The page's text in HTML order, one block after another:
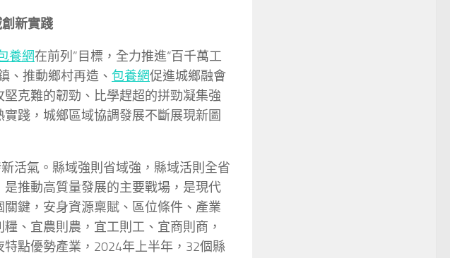
新實踐
養網在前列”目標，全力推進“百千萬工
、推動鄉村再造、 包養網促進城鄉融會
克難的韌勁、比學趕超的拼勁凝集強
踐，城鄉區域協調發展不斷展現新圖
活氣。縣域強則省域強，縣域活則全省
推動高質量發展的主要戰場，是現代
鍵，安身資源稟賦、區位條件、產業
、宜農則農，宜工則工、宜商則商，
點優勢產業，2024年上半年，32個縣